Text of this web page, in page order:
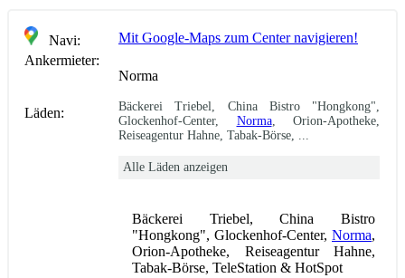
Navi:
Mit Google-Maps zum Center navigieren!
Ankermieter:
Norma
Läden:
Bäckerei Triebel, China Bistro "Hongkong",
Glockenhof-Center, Norma, Orion-Apotheke,
Reiseagentur Hahne, Tabak-Börse, ...
Alle Läden anzeigen
Bäckerei Triebel, China Bistro
"Hongkong", Glockenhof-Center, Norma,
Orion-Apotheke, Reiseagentur Hahne,
Tabak-Börse, TeleStation & HotSpot